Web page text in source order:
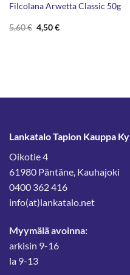
Filcolana Arwetta Classic 50g
5,60€ Alkuperäinen
hinta
4,50€Nykyinen
Lankatalo Tapion Kauppa Ky
Oikotie 4
61980 Päntäne, Kauhajoki
0400 362 416
info(at)lankatalo.net
Myymälä avoinna:
arkisin 9-16
la 9-13